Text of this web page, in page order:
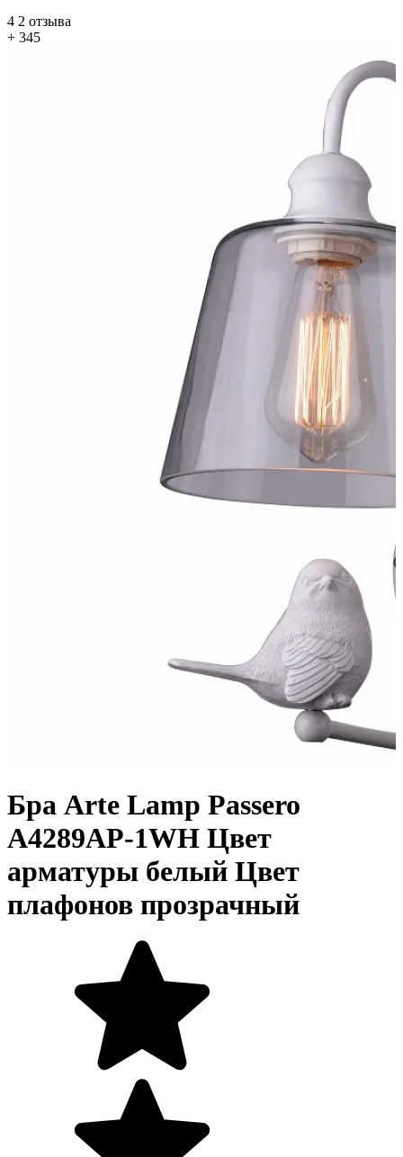
4 2 отзыва
+ 345
Бра Arte Lamp Passero
A4289AP-1WH Цвет
арматуры белый Цвет
плафонов прозрачный